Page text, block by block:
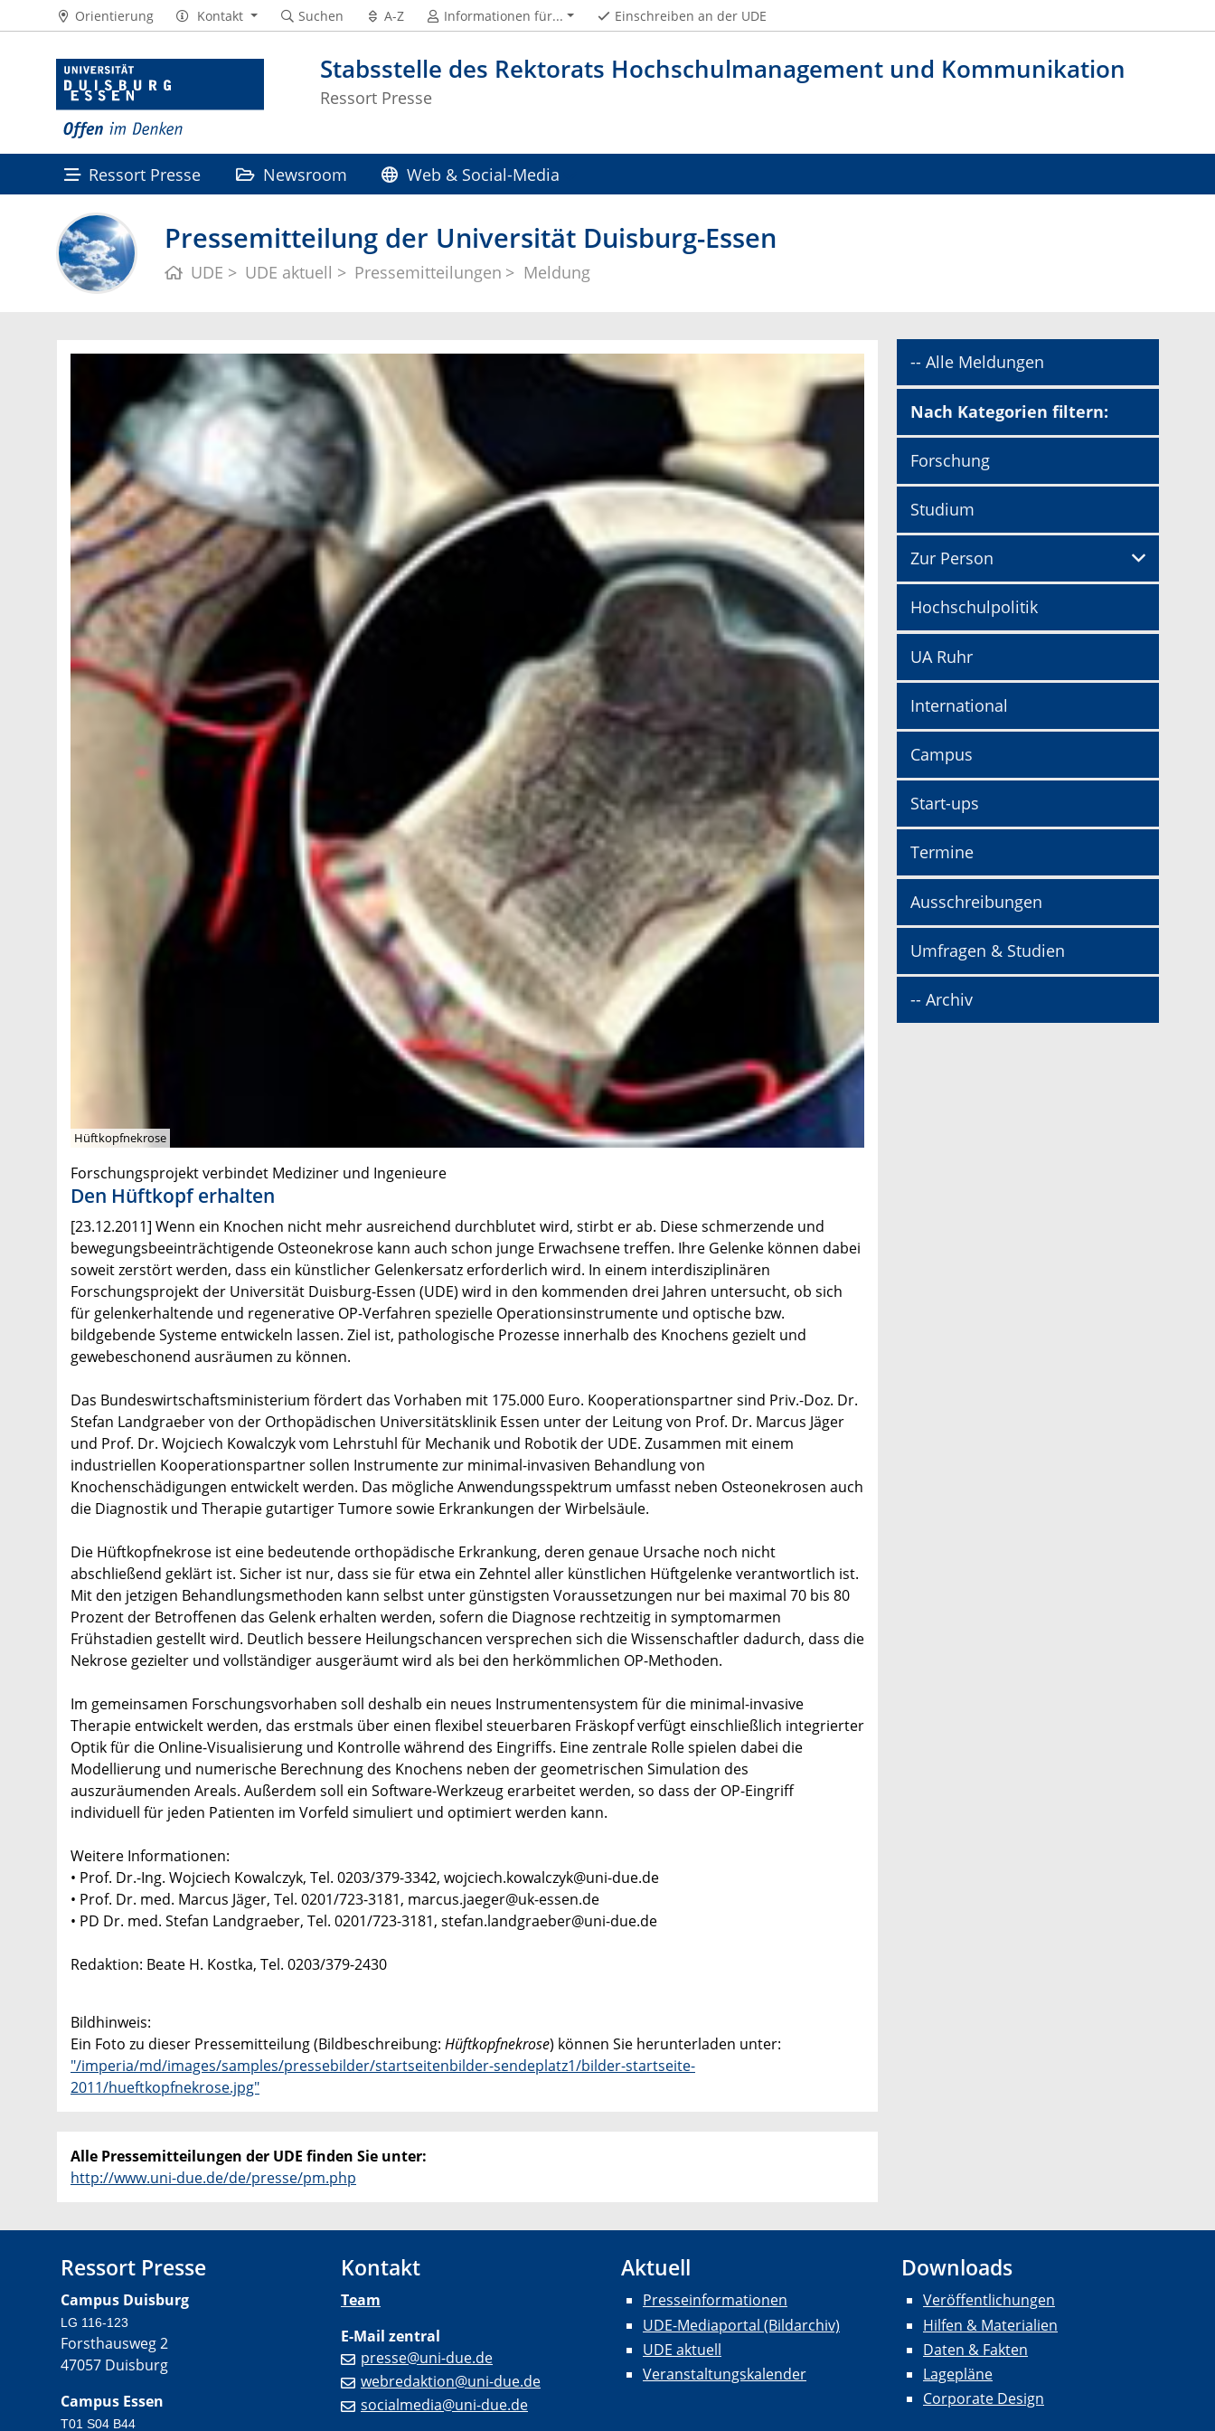
Stabsstelle des Rektorats Hochschulmanagement und Kommunikation
Ressort Presse
Orientierung Kontakt Suchen A-Z Informationen für... Einschreiben an der UDE
Ressort Presse Newsroom Web & Social-Media
Pressemitteilung der Universität Duisburg-Essen
UDE UDE aktuell Pressemitteilungen Meldung
Hüftkopfnekrose
Forschungsprojekt verbindet Mediziner und Ingenieure
Den Hüftkopf erhalten
[23.12.2011] Wenn ein Knochen nicht mehr ausreichend durchblutet wird, stirbt er ab. Diese schmerzende und
bewegungsbeeinträchtigende Osteonekrose kann auch schon junge Erwachsene treffen. Ihre Gelenke können dabei
soweit zerstört werden, dass ein künstlicher Gelenkersatz erforderlich wird. In einem interdisziplinären
Forschungsprojekt der Universität Duisburg-Essen (UDE) wird in den kommenden drei Jahren untersucht, ob sich
für gelenkerhaltende und regenerative OP-Verfahren spezielle Operationsinstrumente und optische bzw.
bildgebende Systeme entwickeln lassen. Ziel ist, pathologische Prozesse innerhalb des Knochens gezielt und
gewebeschonend ausräumen zu können.
Das Bundeswirtschaftsministerium fördert das Vorhaben mit 175.000 Euro. Kooperationspartner sind Priv.-Doz. Dr.
Stefan Landgraeber von der Orthopädischen Universitätsklinik Essen unter der Leitung von Prof. Dr. Marcus Jäger
und Prof. Dr. Wojciech Kowalczyk vom Lehrstuhl für Mechanik und Robotik der UDE. Zusammen mit einem
industriellen Kooperationspartner sollen Instrumente zur minimal-invasiven Behandlung von
Knochenschädigungen entwickelt werden. Das mögliche Anwendungsspektrum umfasst neben Osteonekrosen auch
die Diagnostik und Therapie gutartiger Tumore sowie Erkrankungen der Wirbelsäule.
Die Hüftkopfnekrose ist eine bedeutende orthopädische Erkrankung, deren genaue Ursache noch nicht
abschließend geklärt ist. Sicher ist nur, dass sie für etwa ein Zehntel aller künstlichen Hüftgelenke verantwortlich ist.
Mit den jetzigen Behandlungsmethoden kann selbst unter günstigsten Voraussetzungen nur bei maximal 70 bis 80
Prozent der Betroffenen das Gelenk erhalten werden, sofern die Diagnose rechtzeitig in symptomarmen
Frühstadien gestellt wird. Deutlich bessere Heilungschancen versprechen sich die Wissenschaftler dadurch, dass die
Nekrose gezielter und vollständiger ausgeräumt wird als bei den herkömmlichen OP-Methoden.
Im gemeinsamen Forschungsvorhaben soll deshalb ein neues Instrumentensystem für die minimal-invasive
Therapie entwickelt werden, das erstmals über einen flexibel steuerbaren Fräskopf verfügt einschließlich integrierter
Optik für die Online-Visualisierung und Kontrolle während des Eingriffs. Eine zentrale Rolle spielen dabei die
Modellierung und numerische Berechnung des Knochens neben der geometrischen Simulation des
auszuräumenden Areals. Außerdem soll ein Software-Werkzeug erarbeitet werden, so dass der OP-Eingriff
individuell für jeden Patienten im Vorfeld simuliert und optimiert werden kann.
Weitere Informationen:
• Prof. Dr.-Ing. Wojciech Kowalczyk, Tel. 0203/379-3342, wojciech.kowalczyk@uni-due.de
• Prof. Dr. med. Marcus Jäger, Tel. 0201/723-3181, marcus.jaeger@uk-essen.de
• PD Dr. med. Stefan Landgraeber, Tel. 0201/723-3181, stefan.landgraeber@uni-due.de
Redaktion: Beate H. Kostka, Tel. 0203/379-2430
Bildhinweis:
Ein Foto zu dieser Pressemitteilung (Bildbeschreibung: Hüftkopfnekrose) können Sie herunterladen unter:
"/imperia/md/images/samples/pressebilder/startseitenbilder-sendeplatz1/bilder-startseite-
2011/hueftkopfnekrose.jpg"
Alle Pressemitteilungen der UDE finden Sie unter:
http://www.uni-due.de/de/presse/pm.php
-- Alle Meldungen
Nach Kategorien filtern:
Forschung
Studium
Zur Person
Hochschulpolitik
UA Ruhr
International
Campus
Start-ups
Termine
Ausschreibungen
Umfragen & Studien
-- Archiv
Ressort Presse
Campus Duisburg
LG 116-123
Forsthausweg 2
47057 Duisburg
Campus Essen
T01 S04 B44
Kontakt
Team
E-Mail zentral
presse@uni-due.de
webredaktion@uni-due.de
socialmedia@uni-due.de
Aktuell
Presseinformationen
UDE-Mediaportal (Bildarchiv)
UDE aktuell
Veranstaltungskalender
Downloads
Veröffentlichungen
Hilfen & Materialien
Daten & Fakten
Lagepläne
Corporate Design